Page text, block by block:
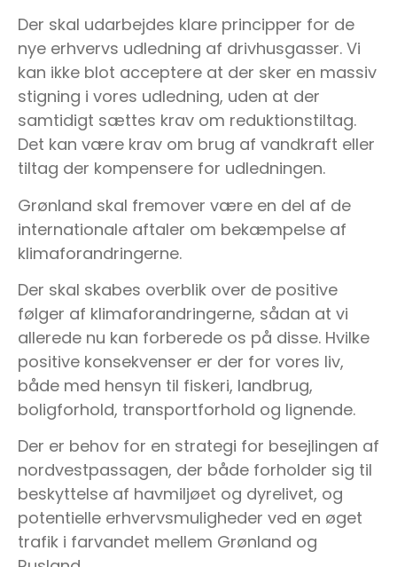
Der skal udarbejdes klare principper for de
nye erhvervs udledning af drivhusgasser. Vi
kan ikke blot acceptere at der sker en massiv
stigning i vores udledning, uden at der
samtidigt sættes krav om reduktionstiltag.
Det kan være krav om brug af vandkraft eller
tiltag der kompensere for udledningen.
Grønland skal fremover være en del af de
internationale aftaler om bekæmpelse af
klimaforandringerne.
Der skal skabes overblik over de positive
følger af klimaforandringerne, sådan at vi
allerede nu kan forberede os på disse. Hvilke
positive konsekvenser er der for vores liv,
både med hensyn til fiskeri, landbrug,
boligforhold, transportforhold og lignende.
Der er behov for en strategi for besejlingen af
nordvestpassagen, der både forholder sig til
beskyttelse af havmiljøet og dyrelivet, og
potentielle erhvervsmuligheder ved en øget
trafik i farvandet mellem Grønland og